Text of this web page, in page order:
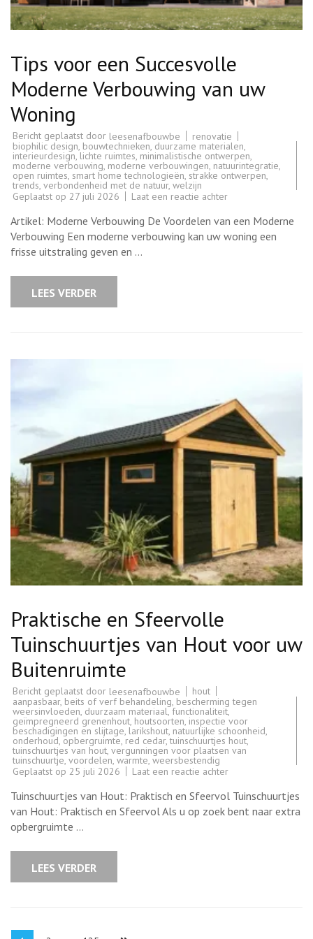
Tips voor een Succesvolle
Moderne Verbouwing van uw
Woning
Bericht geplaatst door leesenafbouwbe
renovatie
biophilic design, bouwtechnieken, duurzame materialen,
interieurdesign, lichte ruimtes, minimalistische ontwerpen,
moderne verbouwing, moderne verbouwingen, natuurintegratie,
open ruimtes, smart home technologieën, strakke ontwerpen,
trends, verbondenheid met de natuur, welzijn
Geplaatst op 27 juli 2026 Laat een reactie achterop
een
Succesvolle
Moderne
Artikel: Moderne Verbouwing De Voordelen van een Moderne
Verbouwing Een moderne verbouwing kan uw woning een
frisse uitstraling geven en …
LEES VERDER
Praktische en Sfeervolle
Tuinschuurtjes van Hout voor uw
Buitenruimte
Bericht geplaatst door leesenafbouwbe
hout
aanpasbaar, beits of verf behandeling, bescherming tegen
weersinvloeden, duurzaam materiaal,functionaliteit,
geïmpregneerd grenenhout, houtsoorten, inspectie voor
beschadigingen en slijtage, larikshout, natuurlijke schoonheid,
onderhoud, opbergruimte, red cedar,tuinschuurtjes hout,
tuinschuurtjes van hout, vergunningen voor plaatsen van
tuinschuurtje, voordelen, warmte, weersbestendig
Geplaatst op 25 juli 2026 Laat een reactie achterop
en
Sfeervolle
Tuinschuurtjes
van
Tuinschuurtjes van Hout: Praktisch en Sfeervol Tuinschuurtjes
van Hout: Praktisch en Sfeervol Als u op zoek bent naar extra
opbergruimte …
LEES VERDER